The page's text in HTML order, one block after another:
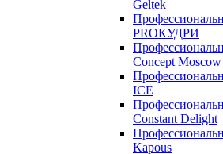
Geltek
PROКУДРИ
Concept Moscow
ICE
Constant Delight
Kapous